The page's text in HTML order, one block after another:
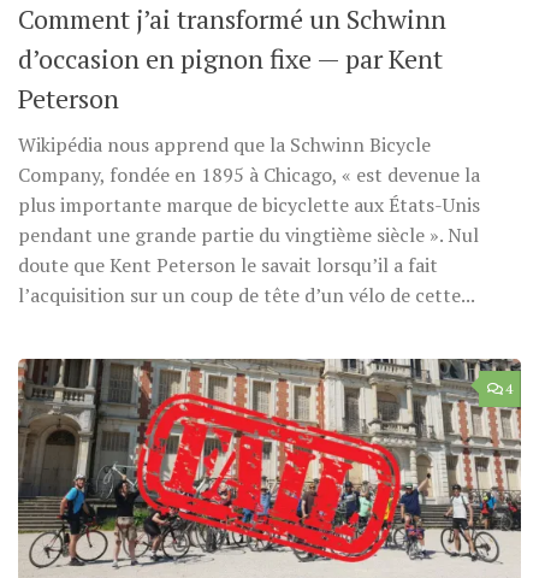
Comment j’ai transformé un Schwinn
d’occasion en pignon fixe — par Kent
Peterson
Wikipédia nous apprend que la Schwinn Bicycle
Company, fondée en 1895 à Chicago, « est devenue la
plus importante marque de bicyclette aux États-Unis
pendant une grande partie du vingtième siècle ». Nul
doute que Kent Peterson le savait lorsqu’il a fait
l’acquisition sur un coup de tête d’un vélo de cette...
4